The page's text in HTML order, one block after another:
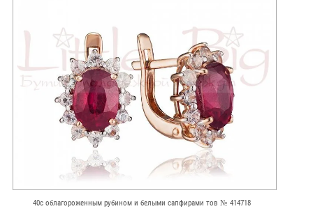
40c облагороженным рубином и белыми сапфирами тов № 414718